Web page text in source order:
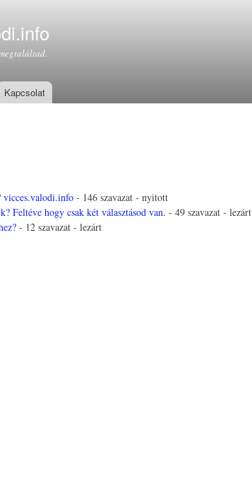
Kapcsolat
vicces.valodi.info - 146 szavazat - nyitott
Feltéve hogy csak két választásod van. - 49 szavazat - lezárt
- 12 szavazat - lezárt